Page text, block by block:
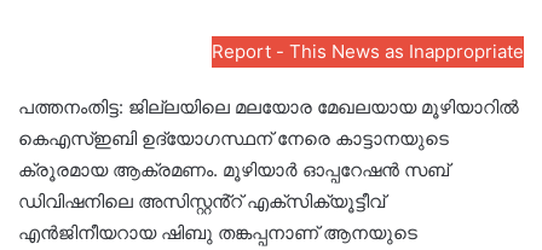
Report - This News as Inappropriate
പത്തനംതിട്ട: ജില്ലയിലെ മലയോര മേഖലയായ മൂഴിയാറിൽ
കെഎസ്ഇബി ഉദ്യോഗസ്ഥന് നേരെ കാട്ടാനയുടെ
ക്രൂരമായ ആക്രമണം. മൂഴിയാർ ഓപ്പറേഷൻ സബ്
ഡിവിഷനിലെ അസിസ്റ്റൻ്റ് എക്സിക്യൂട്ടീവ്
എൻജിനീയറായ ഷിബു തങ്കപ്പനാണ് ആനയുടെ